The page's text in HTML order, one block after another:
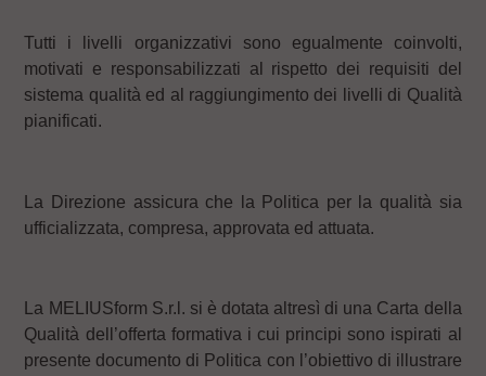
Tutti i livelli organizzativi sono egualmente coinvolti,
motivati e responsabilizzati al rispetto dei requisiti del
sistema qualità ed al raggiungimento dei livelli di Qualità
pianificati.
La Direzione assicura che la Politica per la qualità sia
ufficializzata, compresa, approvata ed attuata.
La MELIUSform S.r.l. si è dotata altresì di una Carta della
Qualità dell’offerta formativa i cui principi sono ispirati al
presente documento di Politica con l’obiettivo di illustrare